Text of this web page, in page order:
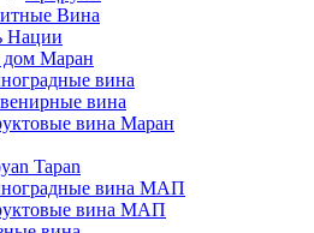
Вина
Нации
Маран
вина
вина
вина Маран
Tapan
вина МАП
вина МАП